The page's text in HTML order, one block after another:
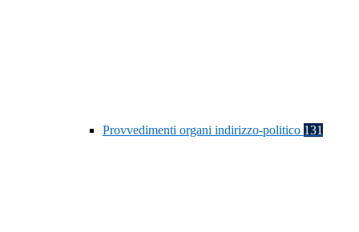
Provvedimenti organi indirizzo-politico 131